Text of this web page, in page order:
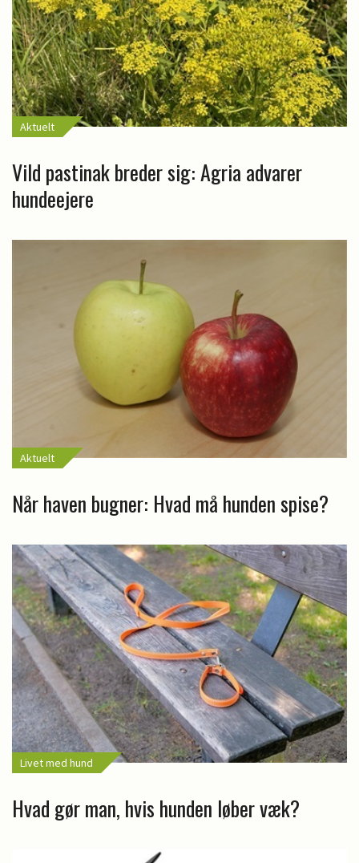
Aktuelt
Vild pastinak breder sig: Agria advarer
hundeejere
Aktuelt
Når haven bugner: Hvad må hunden spise?
Livet med hund
Hvad gør man, hvis hunden løber væk?